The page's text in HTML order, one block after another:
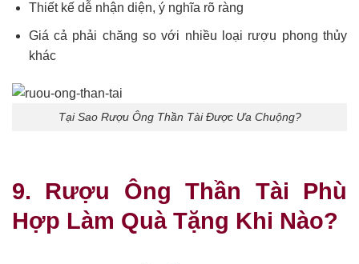
Thiết kế dễ nhận diện, ý nghĩa rõ ràng
Giá cả phải chăng so với nhiều loại rượu phong thủy
khác
Tại Sao Rượu Ông Thần Tài Được Ưa Chuộng?
9. Rượu Ông Thần Tài Phù
Hợp Làm Quà Tặng Khi Nào?